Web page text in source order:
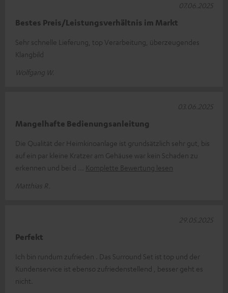
Bestes Preis/Leistungsverhältnis im Markt
Sehr schnelle Lieferung, top Verarbeitung, überzeugendes
Klangbild
Wolfgang W.
07.06.2025
Mangelhafte Bedienungsanleitung
Die Qualität der Heimkinoanlage ist grundsätzlich sehr gut, bis
auf ein par kleine Kratzer am Gehäuse war kein Schaden zu
erkennen und bei d
Komplette Bewertung lesen
Matthias R.
03.06.2025
Perfekt
Ich bin rundum zufrieden . Das Surround Set ist top und der
Kundenservice ist ebenso zufriedenstellend , besser geht es
nicht.
29.05.2025